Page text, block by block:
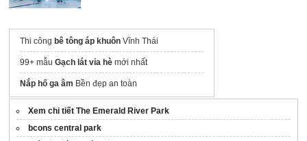
Thi côngbê tông áp khuôn Vĩnh Thái
99+ mẫuGạch lát vỉa hè mới nhất
Nắp hố ga âm Bền đẹp an toàn
Xem chi tiết The Emerald River Park
bcons central park